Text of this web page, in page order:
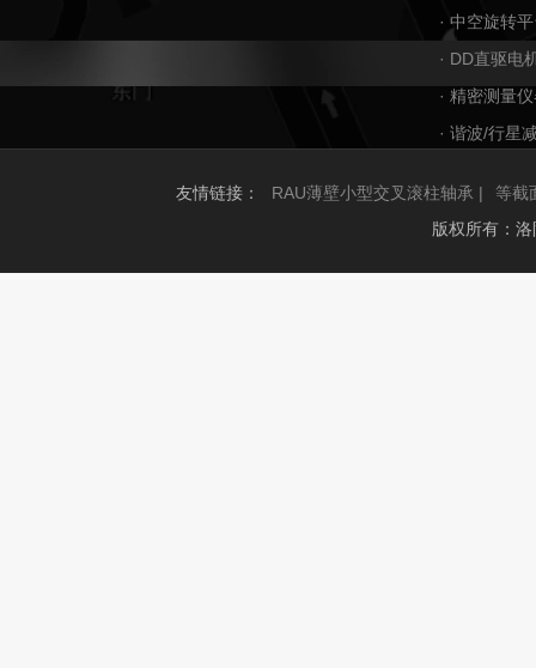
· 中空旋转
· DD直驱电
· 精密测量
· 谐波/行星
友情链接： RAU薄壁小型交叉滚柱轴承 |
等截
版权所有：